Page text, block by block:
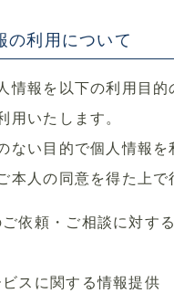
の利用について
情報を以下の利用目的
用いたします。
ない目的で個人情報を
本人の同意を得た上で
依頼・ご相談に対す
スに関する情報提供